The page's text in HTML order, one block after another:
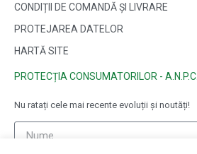
CONDIȚII DE COMANDĂ ȘI LIVRARE
PROTEJAREA DATELOR
HARTĂ SITE
PROTECȚIA CONSUMATORILOR - A.N.P.C.
Nu ratați cele mai recente evoluții și noutăți!